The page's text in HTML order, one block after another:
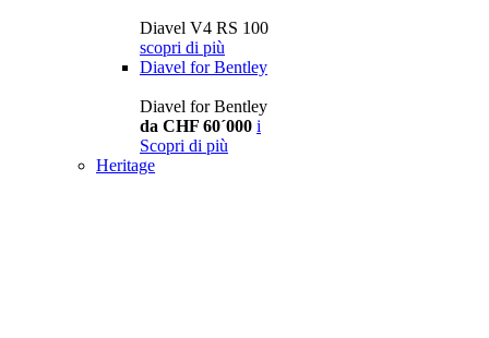
Diavel V4 RS 100
scopri di più
Diavel for Bentley
Diavel for Bentley
da CHF 60´000 i
Scopri di più
Heritage